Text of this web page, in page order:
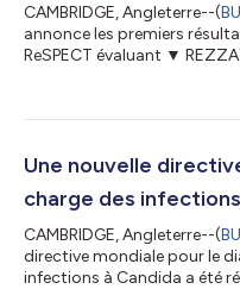
CAMBRIDGE, Angleterre--(
annonce les premiers
ReSPECT évaluant ▼
hématopoïétiques
mondial ReSPECT évaluant
Une nouvelle
charge des
CAMBRIDGE, Angleterre--(
directive mondiale pour le
infections à Candida a été